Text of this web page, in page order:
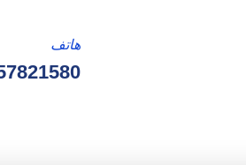
هاتف